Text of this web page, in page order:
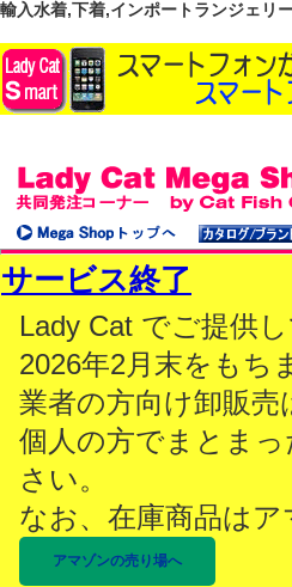
輸入水着,下着,インポートランジェリ
サービス終了
Lady Cat でご提供
2026年2月末をもち
業者の方向け卸販
個人の方でまとま
さい。
なお、在庫商品は
アマゾンの売り場へ